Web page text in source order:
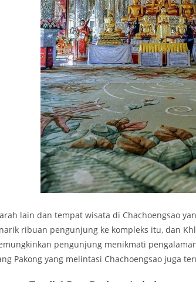
lain dan tempat wisata di Chachoengsao
ribuan pengunjung ke kompleks itu, dan
pengunjung menikmati
Pakong yang melintasi Chachoengsao juga